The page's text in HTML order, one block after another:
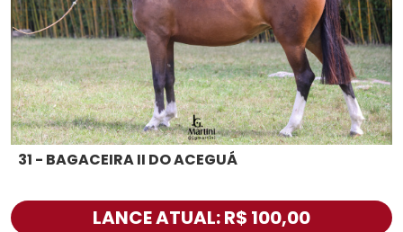
31 - BAGACEIRA II DO ACEGUÁ
LANCE ATUAL: R$ 100,00